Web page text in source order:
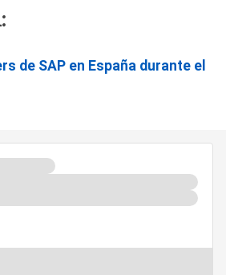
de SAP en España durante el